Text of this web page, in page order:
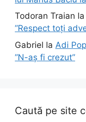
Todoran Traian la
”Respect toți
Gabriel la Adi
”N-aș fi crezut”
Caută pe site